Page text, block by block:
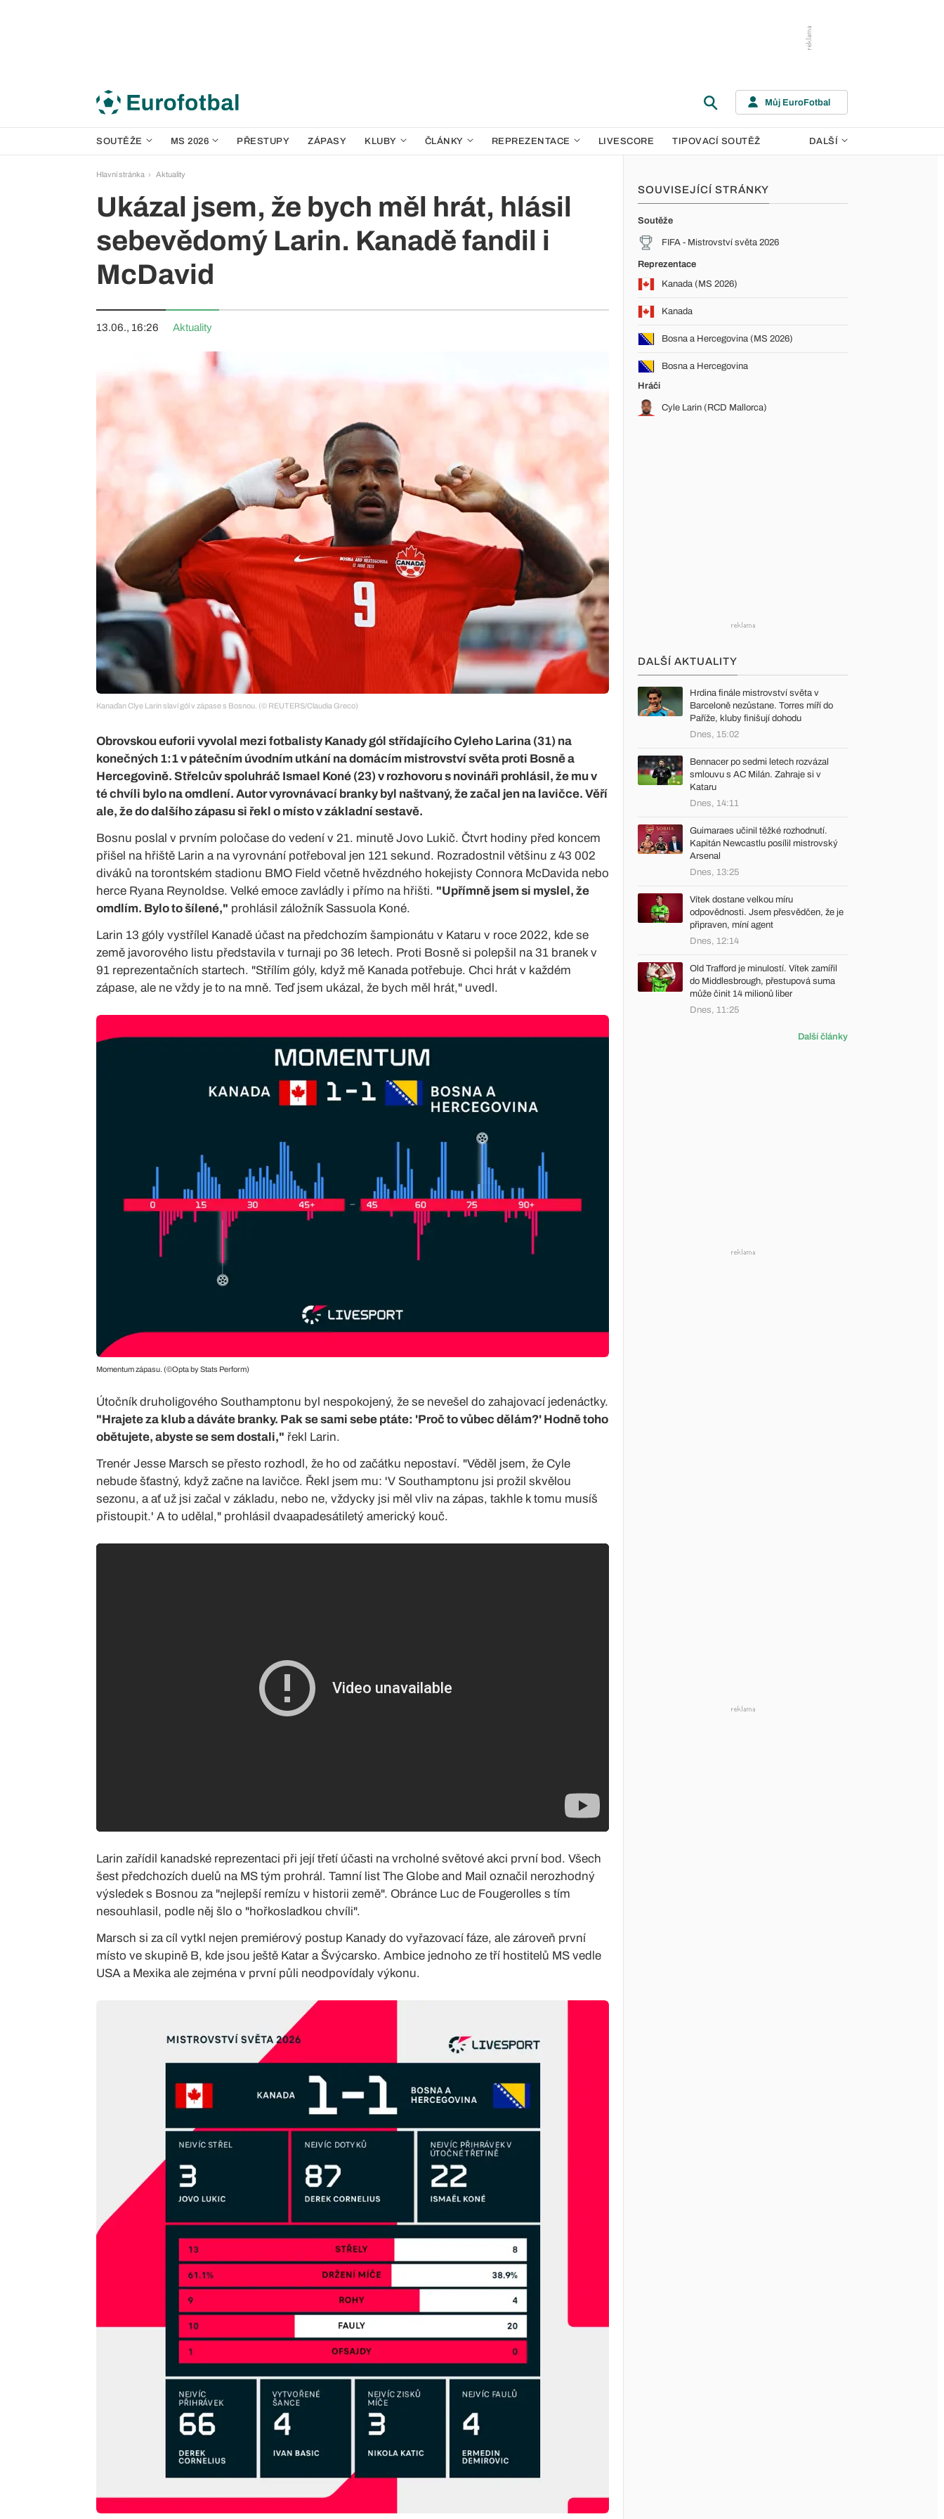
Můj EuroFotbal
SOUTĚŽE MS 2026 PŘESTUPY ZÁPASY KLUBY ČLÁNKY REPREZENTACE LIVESCORE TIPOVACÍ SOUTĚŽ DALŠÍ
Hlavní stránka Aktuality
Ukázal jsem, že bych měl hrát, hlásil
sebevědomý Larin. Kanadě fandil i
McDavid
13.06., 16:26 Aktuality
Kanaďan Clye Larin slaví gól v zápase s Bosnou. (© REUTERS/Claudia Greco)
Obrovskou euforii vyvolal mezi fotbalisty Kanady gól střídajícího Cyleho Larina (31) na
konečných 1:1 v pátečním úvodním utkání na domácím mistrovství světa proti Bosně a
Hercegovině. Střelcův spoluhráč Ismael Koné (23) v rozhovoru s novináři prohlásil, že mu v
té chvíli bylo na omdlení. Autor vyrovnávací branky byl naštvaný, že začal jen na lavičce. Věří
ale, že do dalšího zápasu si řekl o místo v základní sestavě.
Bosnu poslal v prvním poločase do vedení v 21. minutě Jovo Lukič. Čtvrt hodiny před koncem
přišel na hřiště Larin a na vyrovnání potřeboval jen 121 sekund. Rozradostnil většinu z 43 002
diváků na torontském stadionu BMO Field včetně hvězdného hokejisty Connora McDavida nebo
herce Ryana Reynoldse. Velké emoce zavládly i přímo na hřišti. "Upřímně jsem si myslel, že
omdlím. Bylo to šílené," prohlásil záložník Sassuola Koné.
Larin 13 góly vystřílel Kanadě účast na předchozím šampionátu v Kataru v roce 2022, kde se
země javorového listu představila v turnaji po 36 letech. Proti Bosně si polepšil na 31 branek v
91 reprezentačních startech. "Střílím góly, když mě Kanada potřebuje. Chci hrát v každém
zápase, ale ne vždy je to na mně. Teď jsem ukázal, že bych měl hrát," uvedl.
Momentum zápasu. (©Opta by Stats Perform)
Útočník druholigového Southamptonu byl nespokojený, že se nevešel do zahajovací jedenáctky.
"Hrajete za klub a dáváte branky. Pak se sami sebe ptáte: 'Proč to vůbec dělám?' Hodně toho
obětujete, abyste se sem dostali," řekl Larin.
Trenér Jesse Marsch se přesto rozhodl, že ho od začátku nepostaví. "Věděl jsem, že Cyle
nebude šťastný, když začne na lavičce. Řekl jsem mu: 'V Southamptonu jsi prožil skvělou
sezonu, a ať už jsi začal v základu, nebo ne, vždycky jsi měl vliv na zápas, takhle k tomu musíš
přistoupit.' A to udělal," prohlásil dvaapadesátiletý americký kouč.
Larin zařídil kanadské reprezentaci při její třetí účasti na vrcholné světové akci první bod. Všech
šest předchozích duelů na MS tým prohrál. Tamní list The Globe and Mail označil nerozhodný
výsledek s Bosnou za "nejlepší remízu v historii země". Obránce Luc de Fougerolles s tím
nesouhlasil, podle něj šlo o "hořkosladkou chvíli".
Marsch si za cíl vytkl nejen premiérový postup Kanady do vyřazovací fáze, ale zároveň první
místo ve skupině B, kde jsou ještě Katar a Švýcarsko. Ambice jednoho ze tří hostitelů MS vedle
USA a Mexika ale zejména v první půli neodpovídaly výkonu.
SOUVISEJÍCÍ STRÁNKY
Soutěže
FIFA - Mistrovství světa 2026
Reprezentace
Kanada (MS 2026)
Kanada
Bosna a Hercegovina (MS 2026)
Bosna a Hercegovina
Hráči
Cyle Larin (RCD Mallorca)
DALŠÍ AKTUALITY
Hrdina finále mistrovství světa v
Barceloně nezůstane. Torres míří do
Paříže, kluby finišují dohodu
Dnes, 15:02
Bennacer po sedmi letech rozvázal
smlouvu s AC Milán. Zahraje si v
Kataru
Dnes, 14:11
Guimaraes učinil těžké rozhodnutí.
Kapitán Newcastlu posílil mistrovský
Arsenal
Dnes, 13:25
Vítek dostane velkou míru
odpovědnosti. Jsem přesvědčen, že je
připraven, míní agent
Dnes, 12:14
Old Trafford je minulostí. Vítek zamířil
do Middlesbrough, přestupová suma
může činit 14 milionů liber
Dnes, 11:25
Další články